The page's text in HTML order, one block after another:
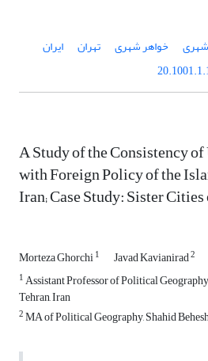
خواهر شهری تهران
ایران
A Study of the Consistency
with Foreign Policy of the
Iran; Case Study: Sister
Morteza Ghorchi1 Javad Kavianirad2
1Assistant Professor of Political
Tehran, Iran
2MA of Political Geography, Shahid